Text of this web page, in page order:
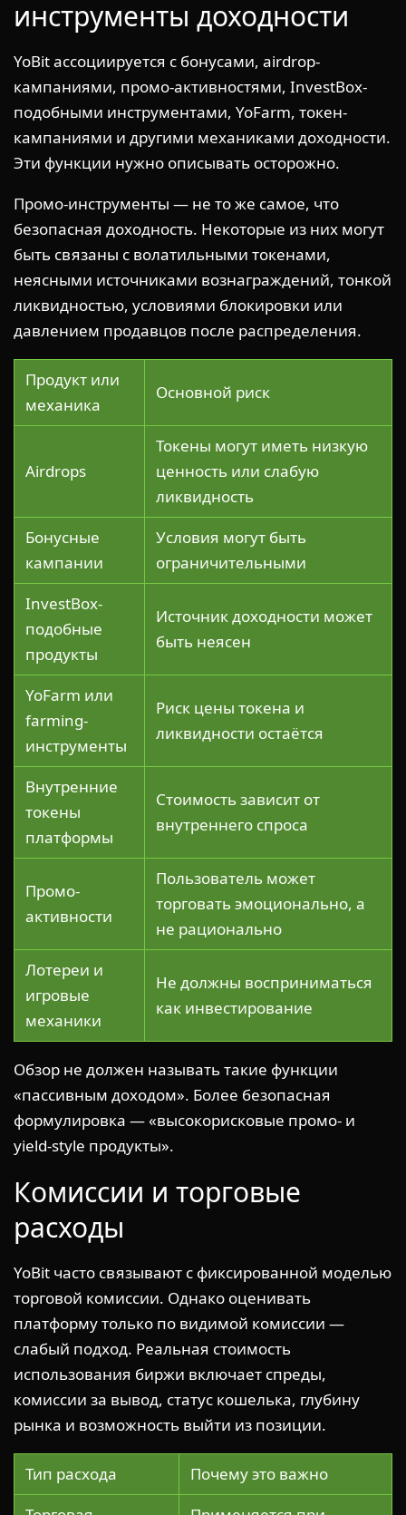
инструменты доходности
YoBit ассоциируется с бонусами, airdrop-
кампаниями, промо-активностями, InvestBox-
подобными инструментами, YoFarm, токен-
кампаниями и другими механиками доходности.
Эти функции нужно описывать осторожно.
Промо-инструменты — не то же самое, что
безопасная доходность. Некоторые из них могут
быть связаны с волатильными токенами,
неясными источниками вознаграждений, тонкой
ликвидностью, условиями блокировки или
давлением продавцов после распределения.
Продукт или
механика
Основной риск
Airdrops
Токены могут иметь низкую
ценность или слабую
ликвидность
Бонусные
кампании
Условия могут быть
ограничительными
InvestBox-
подобные
продукты
Источник доходности может
быть неясен
YoFarm или
farming-
инструменты
Риск цены токена и
ликвидности остаётся
Внутренние
токены
платформы
Стоимость зависит от
внутреннего спроса
Промо-
активности
Пользователь может
торговать эмоционально, а
не рационально
Лотереи и
игровые
механики
Не должны восприниматься
как инвестирование
Обзор не должен называть такие функции
«пассивным доходом». Более безопасная
формулировка — «высокорисковые промо- и
yield-style продукты».
Комиссии и торговые
расходы
YoBit часто связывают с фиксированной моделью
торговой комиссии. Однако оценивать
платформу только по видимой комиссии —
слабый подход. Реальная стоимость
использования биржи включает спреды,
комиссии за вывод, статус кошелька, глубину
рынка и возможность выйти из позиции.
Тип расхода
Почему это важно